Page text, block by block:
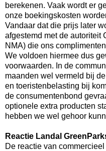
berekenen. Vaak wordt er
onze boekingskosten
Vandaar dat die prijs later
afgestemd met de autoriteit
NMA) die ons
We voldoen hiermee dus
voorwaarden. In de
maanden wel vermeld bij
en toeristenbelasting bij
de consumentenbond
optionele extra producten
hebben we wel gehoor
Reactie Landal
De reactie van